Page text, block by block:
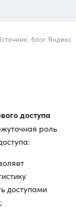
блог Яндекс
доступа
роль
доступами